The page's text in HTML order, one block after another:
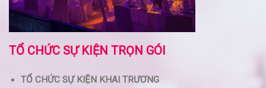
TỔ CHỨC SỰ KIỆN TRỌN GÓI
TỔ CHỨC SỰ KIỆN KHAI TRƯƠNG